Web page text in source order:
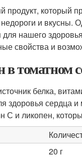
который
и вкусны.
нашего
свойства и
томатном
белка,
сердца и
С и ликопен,
20 г